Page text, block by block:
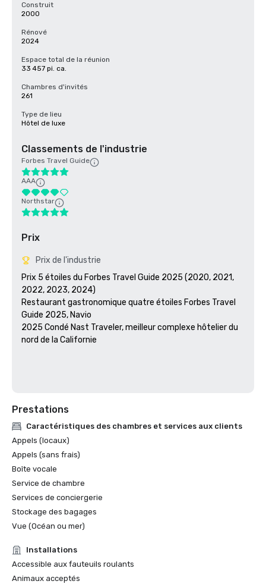
Construit
2000
Rénové
2024
Espace total de la réunion
33 457 pi. ca.
Chambres d'invités
261
Type de lieu
Hôtel de luxe
Classements de l'industrie
Forbes Travel Guide
AAA
Northstar
Prix
Prix de l'industrie
Prix 5 étoiles du Forbes Travel Guide 2025 (2020, 2021,
2022, 2023, 2024)
Restaurant gastronomique quatre étoiles Forbes Travel
Guide 2025, Navio
2025 Condé Nast Traveler, meilleur complexe hôtelier du
nord de la Californie
Prestations
Caractéristiques des chambres et services aux clients
Appels (locaux)
Appels (sans frais)
Boîte vocale
Service de chambre
Services de conciergerie
Stockage des bagages
Vue (Océan ou mer)
Installations
Accessible aux fauteuils roulants
Animaux acceptés